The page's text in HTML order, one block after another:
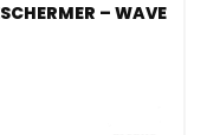
– WAVE